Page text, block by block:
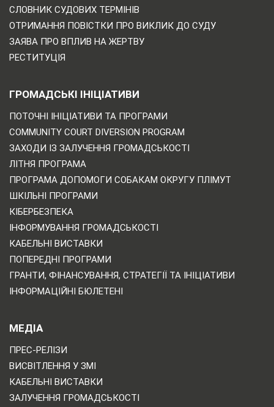
СЛОВНИК СУДОВИХ ТЕРМІНІВ
ОТРИМАННЯ ПОВІСТКИ ПРО ВИКЛИК ДО СУДУ
ЗАЯВА ПРО ВПЛИВ НА ЖЕРТВУ
РЕСТИТУЦІЯ
ГРОМАДСЬКІ ІНІЦІАТИВИ
ПОТОЧНІ ІНІЦІАТИВИ ТА ПРОГРАМИ
COMMUNITY COURT DIVERSION PROGRAM
ЗАХОДИ ІЗ ЗАЛУЧЕННЯ ГРОМАДСЬКОСТІ
ЛІТНЯ ПРОГРАМА
ПРОГРАМА ДОПОМОГИ СОБАКАМ ОКРУГУ ПЛІМУТ
ШКІЛЬНІ ПРОГРАМИ
КІБЕРБЕЗПЕКА
ІНФОРМУВАННЯ ГРОМАДСЬКОСТІ
КАБЕЛЬНІ ВИСТАВКИ
ПОПЕРЕДНІ ПРОГРАМИ
ГРАНТИ, ФІНАНСУВАННЯ, СТРАТЕГІЇ ТА ІНІЦІАТИВИ
ІНФОРМАЦІЙНІ БЮЛЕТЕНІ
МЕДІА
ПРЕС-РЕЛІЗИ
ВИСВІТЛЕННЯ У ЗМІ
КАБЕЛЬНІ ВИСТАВКИ
ЗАЛУЧЕННЯ ГРОМАДСЬКОСТІ